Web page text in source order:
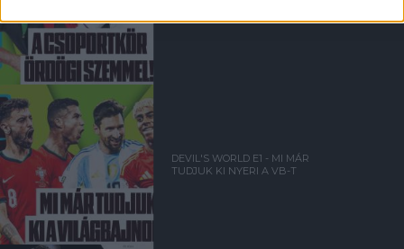
DEVIL'S WORLD E1 - MI MÁR
TUDJUK KI NYERI A VB-T